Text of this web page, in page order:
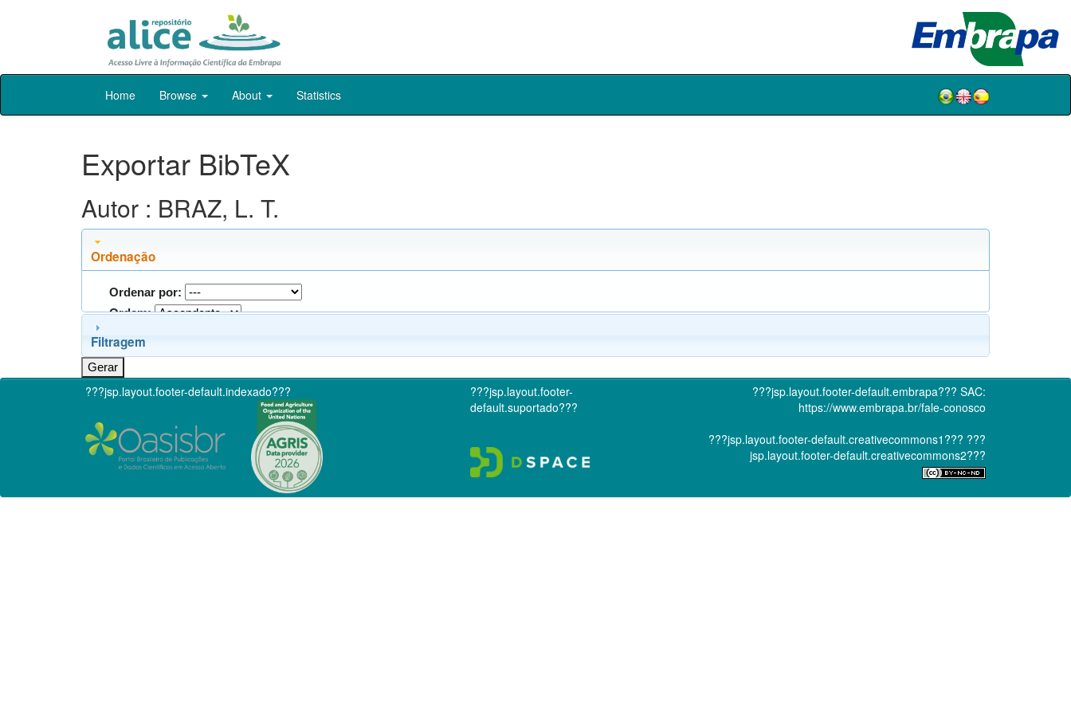
Skip
Home Browse About Statistics
Exportar BibTeX
Autor : BRAZ, L. T.
Ordenação
Ordenar por:
Ordem:
Filtragem
???jsp.layout.footer-default.indexado???
???jsp.layout.footer-
default.suportado???
???jsp.layout.footer-default.embrapa??? SAC:
https://www.embrapa.br/fale-conosco
???jsp.layout.footer-default.creativecommons1??? ???
jsp.layout.footer-default.creativecommons2???